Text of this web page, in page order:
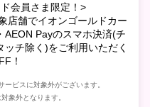
会員さま限定！>
店舗でイオンゴールドカー
AEON Payのスマホ決済(チ
ッチ除く)をご利用いただく
！
ビスに対象外がございます。
象外となります。